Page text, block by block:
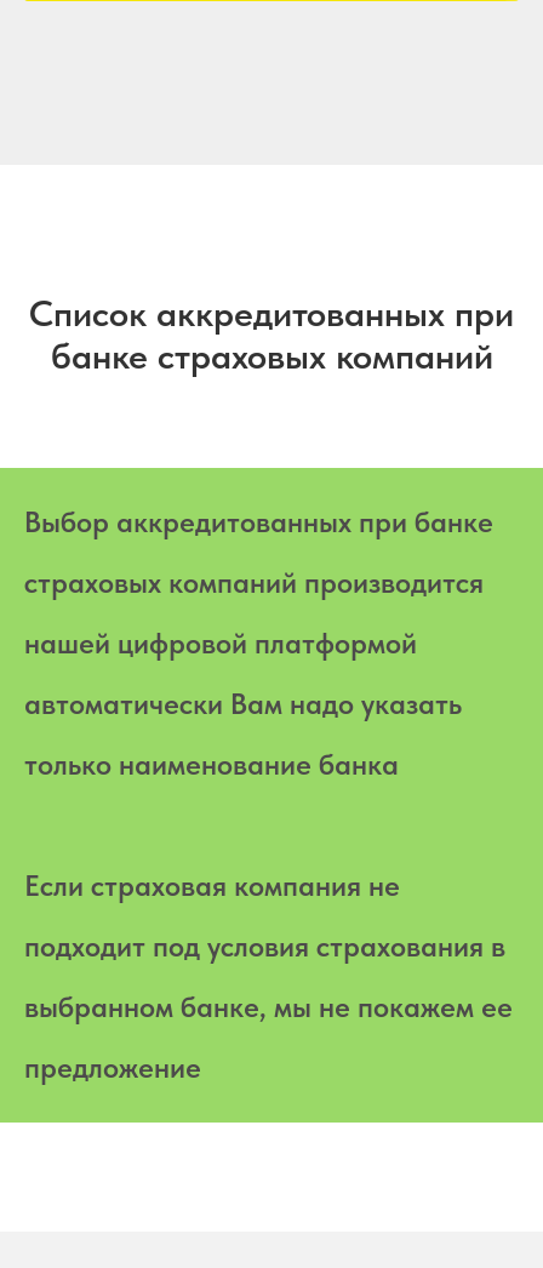
Список аккредитованных при
банке страховых компаний
Выбор аккредитованных при банке
страховых компаний производится
нашей цифровой платформой
автоматически Вам надо указать
только наименование банка
Если страховая компания не
подходит под условия страхования в
выбранном банке, мы не покажем ее
предложение